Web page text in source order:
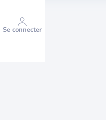
Se connecter